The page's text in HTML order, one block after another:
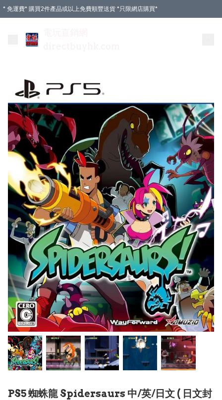
* 免運費* 購買2件產品或以上免費順豐送貨 *只限網店購買*
PS5 蜘蛛龍 Spidersaurs 中/英/日文 ( 日文封